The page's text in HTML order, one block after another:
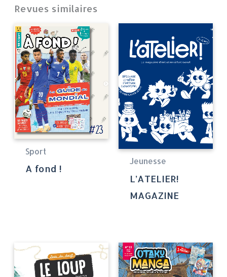
Revues similaires
Sport
A fond !
Jeunesse
L’ATELIER!
MAGAZINE